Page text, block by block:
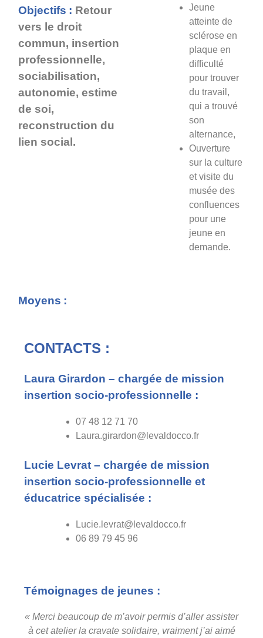
Objectifs : Retour
vers le droit
commun, insertion
professionnelle,
sociabilisation,
autonomie, estime
de soi,
reconstruction du
lien social.
Moyens :
Jeune
atteinte de
sclérose en
plaque en
difficulté
pour trouver
du travail,
qui a trouvé
son
alternance,
Ouverture
sur la culture
et visite du
musée des
confluences
pour une
jeune en
demande.
CONTACTS :
Laura Girardon – chargée de mission
insertion socio-professionnelle :
07 48 12 71 70
Laura.girardon@levaldocco.fr
Lucie Levrat – chargée de mission
insertion socio-professionnelle et
éducatrice spécialisée :
Lucie.levrat@levaldocco.fr
06 89 79 45 96
Témoignages de jeunes :
« Merci beaucoup de m’avoir permis d’aller assister
à cet atelier la cravate solidaire, vraiment j’ai aimé